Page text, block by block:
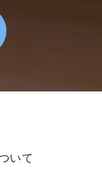
いて